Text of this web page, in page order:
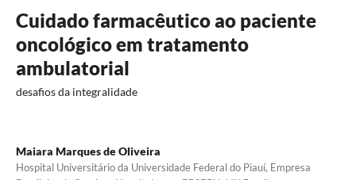
Cuidado farmacêutico ao paciente
oncológico em tratamento
ambulatorial
desafios da integralidade
Maiara Marques de Oliveira
Hospital Universitário da Universidade Federal do Piauí, Empresa